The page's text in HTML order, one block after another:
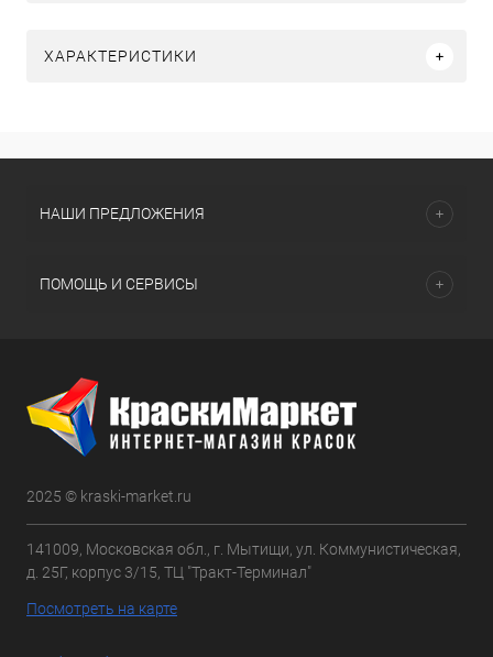
ХАРАКТЕРИСТИКИ
НАШИ ПРЕДЛОЖЕНИЯ
ПОМОЩЬ И СЕРВИСЫ
2025 © kraski-market.ru
141009, Московская обл., г. Мытищи, ул. Коммунистическая,
д. 25Г, корпус 3/15, ТЦ "Тракт-Терминал"
Посмотреть на карте